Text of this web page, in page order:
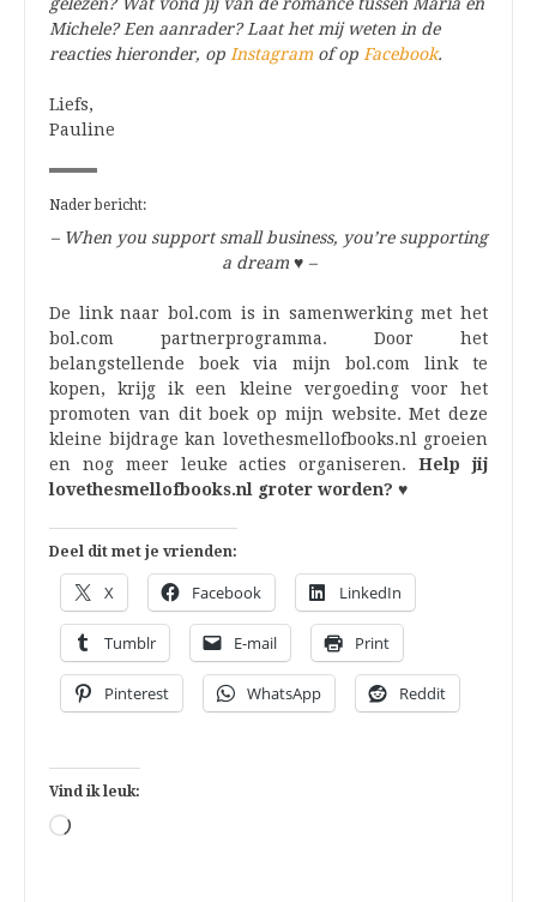
Michele? Een aanrader? Laat het mij weten in de
reacties hieronder, op Instagram of op Facebook.
Liefs,
Pauline
Nader bericht:
– When you support small business, you’re supporting
a dream ♥ –
De link naar bol.com is in samenwerking met het
bol.com partnerprogramma. Door het
belangstellende boek via mijn bol.com link te
kopen, krijg ik een kleine vergoeding voor het
promoten van dit boek op mijn website. Met deze
kleine bijdrage kan lovethesmellofbooks.nl groeien
en nog meer leuke acties organiseren.Help jij
lovethesmellofbooks.nl groter worden? ♥
Deel dit met je vrienden:
X Facebook LinkedIn
Tumblr E-mail Print
Pinterest WhatsApp Reddit
Vind ik leuk:
Aan